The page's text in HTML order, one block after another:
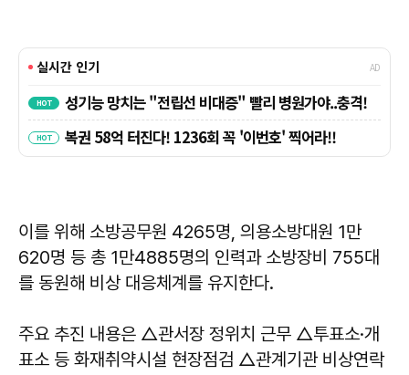
이를 위해 소방공무원 4265명, 의용소방대원 1만
620명 등 총 1만4885명의 인력과 소방장비 755대
를 동원해 비상 대응체계를 유지한다.
주요 추진 내용은 △관서장 정위치 근무 △투표소·개
표소 등 화재취약시설 현장점검 △관계기관 비상연락